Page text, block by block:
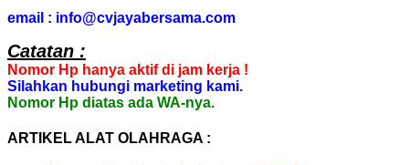
email : info@cvjayabersama.com
Catatan :
Nomor Hp hanya aktif di jam kerja !
Silahkan hubungi marketing kami.
Nomor Hp diatas ada WA-nya.
ARTIKEL ALAT OLAHRAGA :